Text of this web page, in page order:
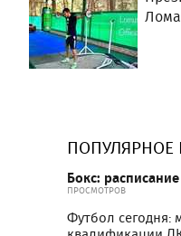
ПОПУЛЯРНОЕ
Бокс:
ПРОСМОТРОВ
Футбол сегодня: